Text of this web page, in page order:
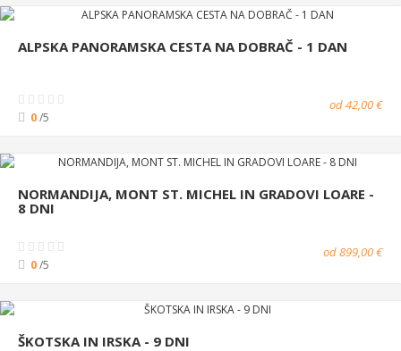
ALPSKA PANORAMSKA CESTA NA DOBRAČ - 1 DAN
0/5
od 42,00 €
NORMANDIJA, MONT ST. MICHEL IN GRADOVI LOARE -
8 DNI
0/5
od 899,00 €
ŠKOTSKA IN IRSKA - 9 DNI